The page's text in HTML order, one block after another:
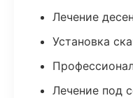
Лечение
Установка
Лечение под